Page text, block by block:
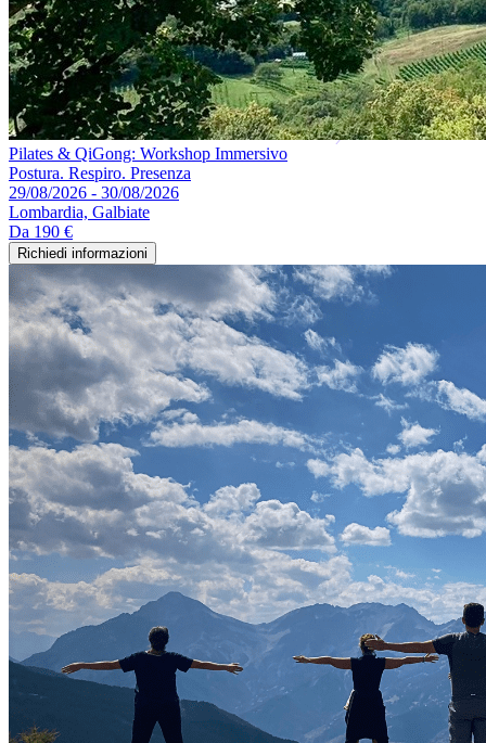
Pilates & QiGong: Workshop Immersivo
Postura. Respiro. Presenza
29/08/2026 - 30/08/2026
Lombardia, Galbiate
Da 190 €
Richiedi informazioni